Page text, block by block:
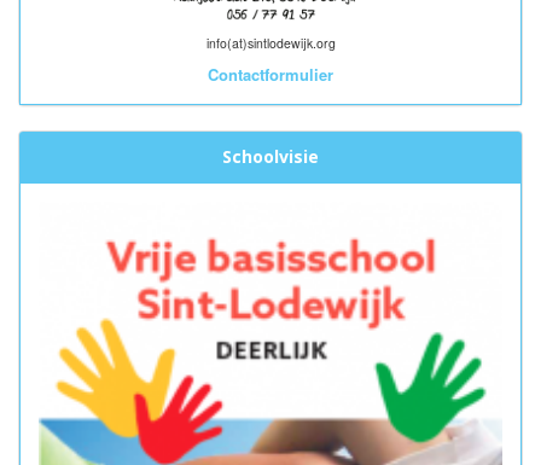
info(at)sintlodewijk.org
Contactformulier
Schoolvisie